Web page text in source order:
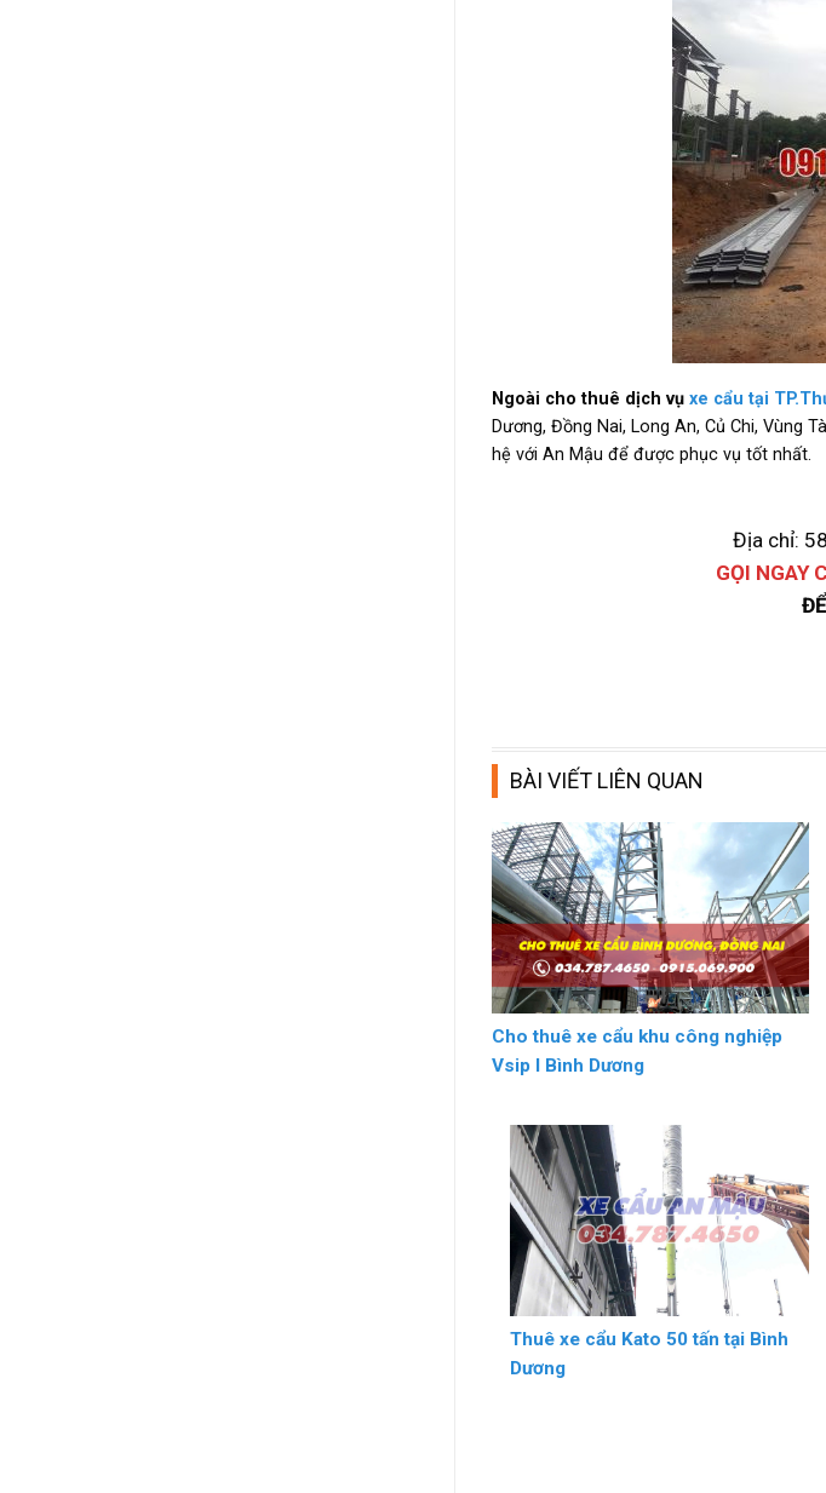
Ngoài cho thuê dịch vụ xe cẩu tại
Dương, Đồng Nai, Long An, Củ Chi, Vùng
hệ với An Mậu để được phục vụ tốt nhất.
Địa chỉ:
GỌI NGAY
BÀI VIẾT LIÊN QUAN
Cho thuê xe cẩu khu công nghiệp
Vsip I Bình Dương
Thuê xe cẩu Kato 50 tấn tại Bình
Dương